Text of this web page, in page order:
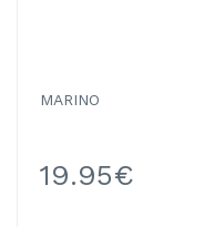
MARINO
19.95€